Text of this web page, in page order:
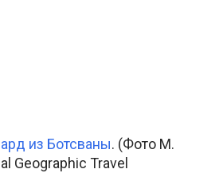
из Ботсваны. (Фото M.
Geographic Travel